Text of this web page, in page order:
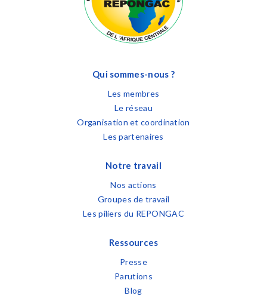
Qui sommes-nous ?
Les membres
Le réseau
Organisation et coordination
Les partenaires
Notre travail
Nos actions
Groupes de travail
Les piliers du REPONGAC
Ressources
Presse
Parutions
Blog